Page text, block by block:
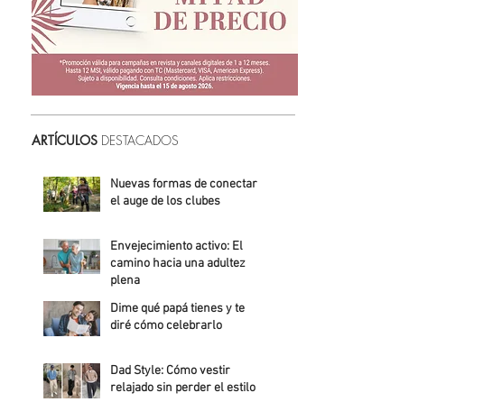
ARTÍCULOS DESTACADOS
Nuevas formas de conectar:
el auge de los clubes
Envejecimiento activo: El
camino hacia una adultez
plena
Alejandra Roldán
Dime qué papá tienes y te
diré cómo celebrarlo
Dad Style: Cómo vestir
relajado sin perder el estilo